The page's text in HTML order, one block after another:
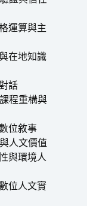
運算與主
在地知識
話
程重構與
位敘事
人文價值
與環境人
位人文實